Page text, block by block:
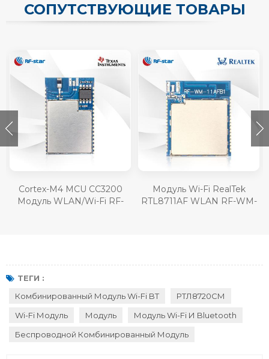
СОПУТСТВУЮЩИЕ ТОВАРЫ
Cortex-M4 MCU CC3200
Модуль WLAN/Wi-Fi RF-
Модуль Wi-Fi RealTek
RTL8711AF WLAN RF-WM-
ТЕГИ :
Комбинированный Модуль Wi-Fi BT
РТЛ8720СМ
Wi-Fi Модуль
Модуль
Модуль Wi-Fi И Bluetooth
Беспроводной Комбинированный Модуль